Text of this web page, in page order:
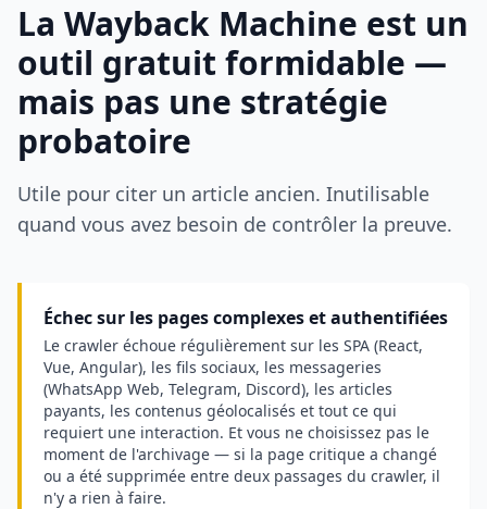
La Wayback Machine est un
outil gratuit formidable —
mais pas une stratégie
probatoire
Utile pour citer un article ancien. Inutilisable
quand vous avez besoin de contrôler la preuve.
Échec sur les pages complexes et authentifiées
Le crawler échoue régulièrement sur les SPA (React,
Vue, Angular), les fils sociaux, les messageries
(WhatsApp Web, Telegram, Discord), les articles
payants, les contenus géolocalisés et tout ce qui
requiert une interaction. Et vous ne choisissez pas le
moment de l'archivage — si la page critique a changé
ou a été supprimée entre deux passages du crawler, il
n'y a rien à faire.